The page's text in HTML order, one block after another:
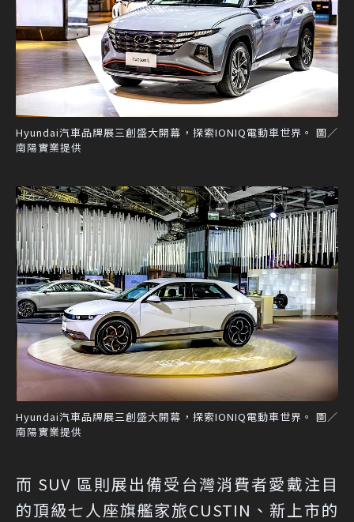
Hyundai汽車品牌展三創盛大開幕，探索IONIQ電動車世界。 圖／
南陽實業提供
Hyundai汽車品牌展三創盛大開幕，探索IONIQ電動車世界。 圖／
南陽實業提供
而 SUV 區則展出備受台灣消費者愛戴注目
的頂級七人座旗艦家旅CUSTIN、新上市的